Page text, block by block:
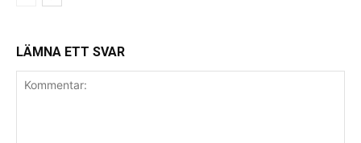
LÄMNA ETT SVAR